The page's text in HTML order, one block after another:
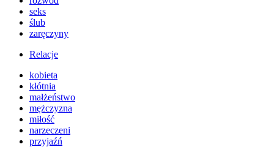
seks
ślub
zaręczyny
Relacje
kobieta
kłótnia
małżeństwo
mężczyzna
miłość
narzeczeni
przyjaźń